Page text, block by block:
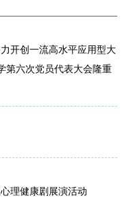
开创一流高水平应用型大
六次党员代表大会隆重
理健康剧展演活动